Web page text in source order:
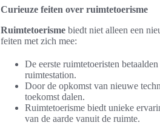
Curieuze feiten over ruimtetoerisme
Ruimtetoerisme biedt niet alleen een
feiten met zich mee:
De eerste ruimtetoeristen
ruimtestation.
Door de opkomst van nieuwe
toekomst dalen.
Ruimtetoerisme biedt unieke
van de aarde vanuit de ruimte.